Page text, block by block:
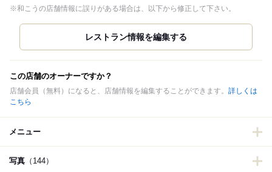
※和こうの店舗情報に誤りがある場合は、以下から修正して下さい。
この店舗のオーナーですか？
店舗会員（無料）になると、店舗情報を編集することができます。 詳しくは
こちら
メニュー
写真 （144）